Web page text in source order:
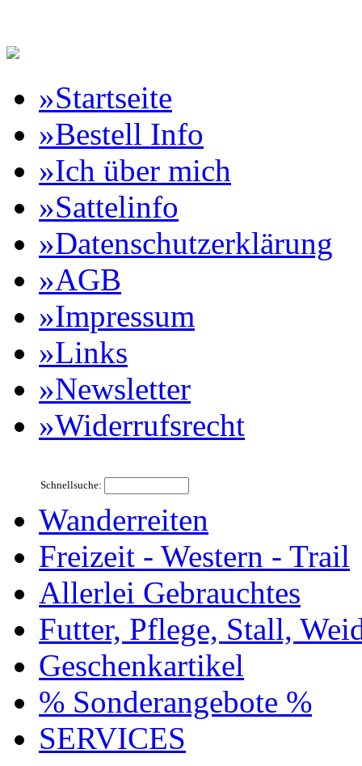
Reitartikelbörse Online
»Startseite
»Bestell Info
»Ich über mich
»Sattelinfo
»Datenschutzerklärung
»AGB
»Impressum
»Links
»Newsletter
»Widerrufsrecht
Schnellsuche:
Wanderreiten
Freizeit - Western - Trail
Allerlei Gebrauchtes
Futter, Pflege, Stall,
Geschenkartikel
% Sonderangebote %
SERVICES